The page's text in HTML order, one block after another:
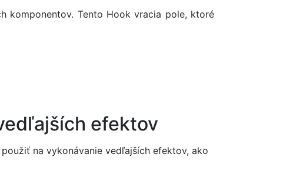
komponentov. Tento Hook vracia pole, ktoré
efektov
na vykonávanie vedľajších efektov, ako